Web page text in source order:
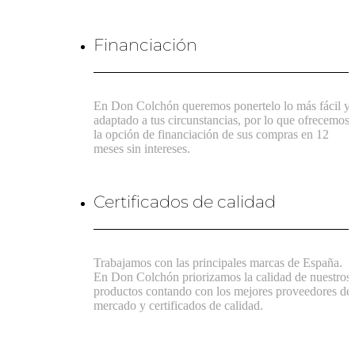
Financiación
En Don Colchón queremos ponertelo lo más fácil y
adaptado a tus circunstancias, por lo que ofrecemos
la opción de financiación de sus compras en 12
meses sin intereses.
Certificados de calidad
Trabajamos con las principales marcas de España.
En Don Colchón priorizamos la calidad de nuestros
productos contando con los mejores proveedores del
mercado y certificados de calidad.